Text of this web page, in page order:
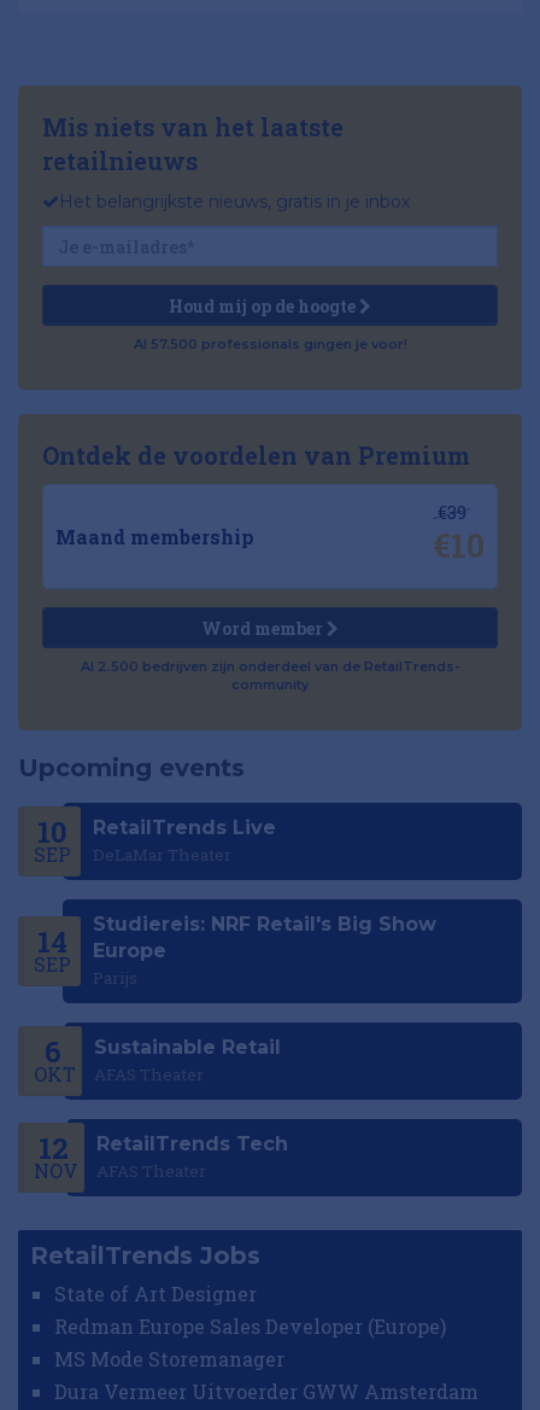
Mis niets van het laatste
retailnieuws
Het belangrijkste nieuws, gratis in je inbox
Houd mij op de hoogte
Al 57.500 professionals gingen je voor!
Ontdek de voordelen van Premium
Maand membership
€39
€10
Word member
Al 2.500 bedrijven zijn onderdeel van de RetailTrends-
community
Upcoming events
10
SEP
RetailTrends Live
DeLaMar Theater
14
SEP
Studiereis: NRF Retail's Big Show
Europe
Parijs
6
OKT
Sustainable Retail
AFAS Theater
12
NOV
RetailTrends Tech
AFAS Theater
RetailTrends Jobs
State of Art Designer
Redman Europe Sales Developer (Europe)
MS Mode Storemanager
Dura Vermeer Uitvoerder GWW Amsterdam